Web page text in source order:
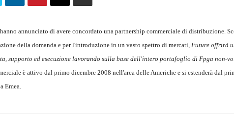
hanno annunciato di avere concordato una partnership commerciale di distribuzione.
della domanda e per l'introduzione in un vasto spettro di mercati, Future offrirà
supporto ed esecuzione lavorando sulla base dell'intero portafoglio di Fpga non-
è attivo dal primo dicembre 2008 nell'area delle Americhe e si estenderà dal
Emea.